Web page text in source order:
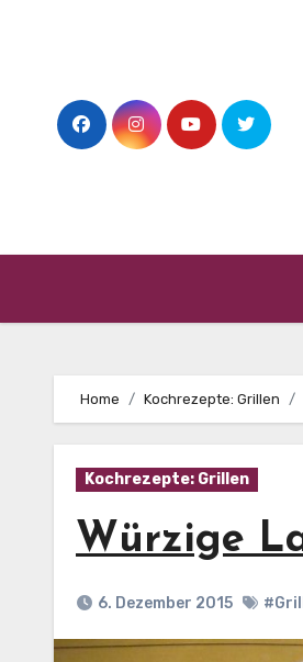
Home Kochrezepte: Grillen
Kochrezepte: Grillen
Würzige
6. Dezember 2015